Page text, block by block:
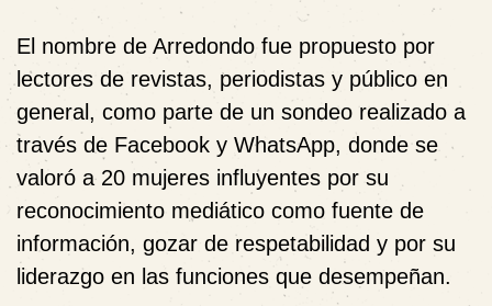
El nombre de Arredondo fue propuesto por
lectores de revistas, periodistas y público en
general, como parte de un sondeo realizado a
través de Facebook y WhatsApp, donde se
valoró a 20 mujeres influyentes por su
reconocimiento mediático como fuente de
información, gozar de respetabilidad y por su
liderazgo en las funciones que desempeñan.